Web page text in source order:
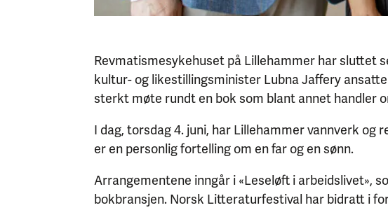
Revmatismesykehuset på Lillehammer har sluttet
kultur- og likestillingsminister Lubna Jaffery
sterkt møte rundt en bok som blant annet handler
I dag, torsdag 4. juni, har Lillehammer vannverk og
er en personlig fortelling om en far og en sønn.
Arrangementene inngår i «Leseløft i arbeidslivet»,
bokbransjen. Norsk Litteraturfestival har bidratt i